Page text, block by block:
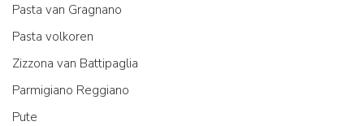
Pasta van Gragnano
Pasta volkoren
Zizzona van Battipaglia
Parmigiano Reggiano
Pute